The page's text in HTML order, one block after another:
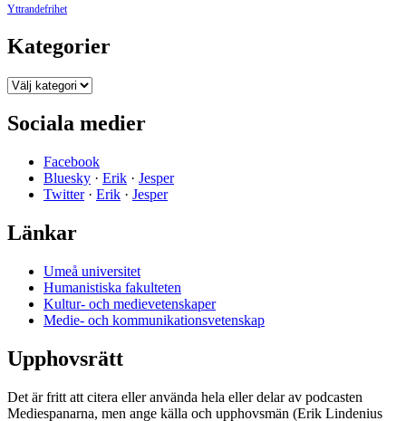
Yttrandefrihet
Kategorier
Kategorier
Sociala medier
Facebook
Bluesky · Erik · Jesper
Twitter· Erik · Jesper
Länkar
Umeå universitet
Humanistiska fakulteten
Kultur- och medievetenskaper
Medie- och kommunikationsvetenskap
Upphovsrätt
Det är fritt att citera eller använda hela eller delar av podcasten
Mediespanarna, men ange källa och upphovsmän (Erik Lindenius